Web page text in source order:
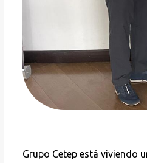
Grupo Cetep está viviendo